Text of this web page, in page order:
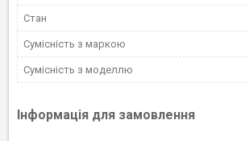
Стан
Сумісність з маркою
Сумісність з моделлю
Інформація для замовлення